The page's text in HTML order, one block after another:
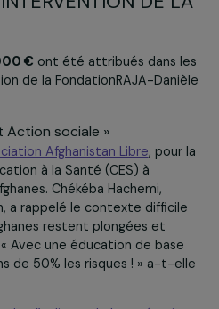
qualifiées).
DÉCERNÉS DANS
DE
000 €ont été attribués dans
de la FondationRAJA-
et Action sociale »
Afghanistan Libre,
à la Santé (CES) à